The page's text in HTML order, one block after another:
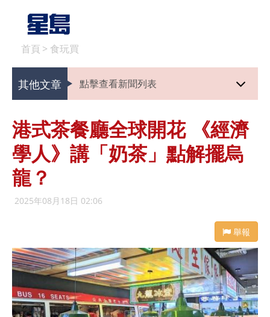
首頁 > 食玩買
其他文章 點擊查看新聞列表
港式茶餐廳全球開花 《經濟
學人》講「奶茶」點解擺烏
龍？
2025年08月18日 02:06
舉報